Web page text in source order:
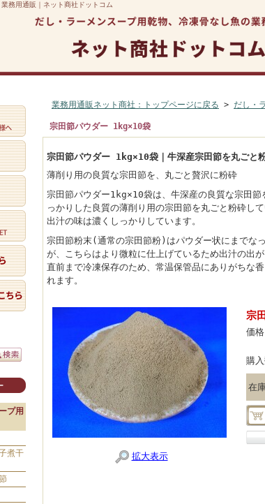
務用通販｜ネット商社ドットコム
マイページ ご利用案内 よくある質問
プ用
煮干
業務用通販ネット商社：トップページに戻る > だし・
宗田節パウダー 1kg×10袋
宗田節パウダー 1kg×10袋｜牛深産宗田節を丸ごと
薄削り用の良質な宗田節を、丸ごと贅沢に粉砕
宗田節パウダー1kg×10袋は、牛深産の良質な宗田
っかりした良質の薄削り用の宗田節を丸ごと粉砕し
出汁の味は濃くしっかりしています。
宗田節粉末(通常の宗田節粉)はパウダー状にまでな
が、こちらはより微粒に仕上げているため出汁の出
直前まで冷凍保存のため、常温保管品にありがちな
れます。
拡大表示
宗
価
購
在